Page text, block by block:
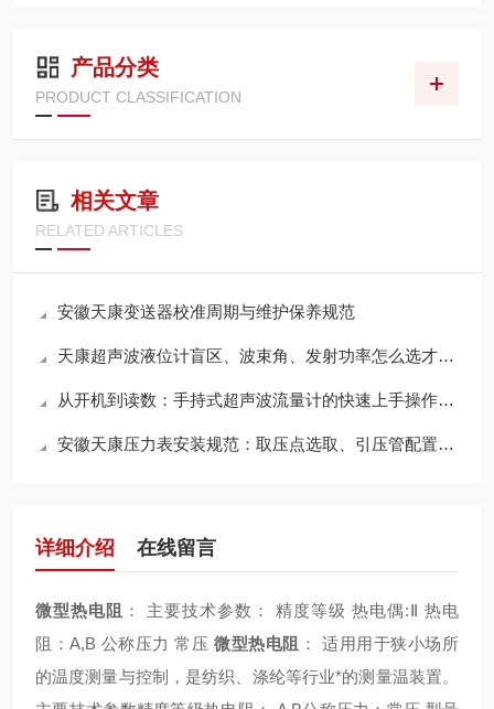
产品分类
PRODUCT CLASSIFICATION
相关文章
RELATED ARTICLES
安徽天康变送器校准周期与维护保养规范
天康超声波液位计盲区、波束角、发射功率怎么选才不误测
从开机到读数：手持式超声波流量计的快速上手操作步骤详解
安徽天康压力表安装规范：取压点选取、引压管配置及蒸汽测量冷凝圈的设置
详细介绍 在线留言
微型热电阻 ： 主要技术参数： 精度等级 热电偶:Ⅱ 热电
阻：A,B 公称压力 常压微型热电阻 ： 适用用于狭小场所
的温度测量与控制，是纺织、涤纶等行业*的测量温装置。